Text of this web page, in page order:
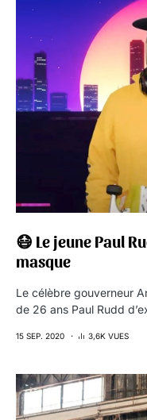
😷 Le jeune Paul
masque
Le célèbre gouverneur
de 26 ans Paul Rudd
15 SEP. 2020 3,6K VUES